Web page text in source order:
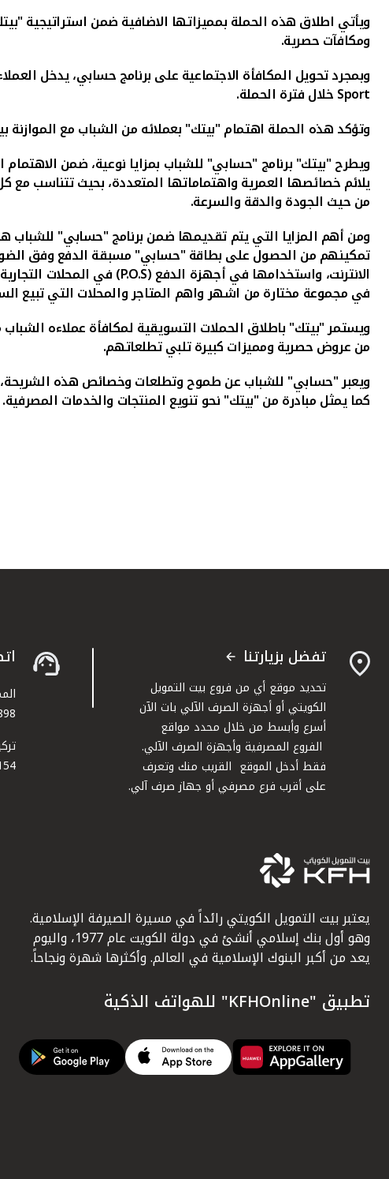
ويأتي اطلاق هذه الحملة بمميزاتها الاضافية ضمن استراتيجية
ومكافآت حصرية.
وبمجرد تحويل المكافأة الاجتماعية على برنامج حسابي، يدخل العملاء بالسحب الشهري على جائزة قيمتها
Sportخلال فترة الحملة.
وتؤكد هذه الحملة اهتمام "بيتك" بعملائه من الشباب مع
ويطرح "بيتك" برنامج "حسابي" للشباب بمزايا نوعية، ضمن الاهتمام
يلائم خصائصها العمرية واهتماماتها المتعددة، بحيث تتناسب
من حيث الجودة والدقة والسرعة.
ومن أهم المزايا التي يتم تقديمها ضمن برنامج "حسابي"
تمكينهم من الحصول على بطاقة "حسابي" مسبقة الدفع وفق الضوابط
الانترنت، واستخدامها في أجهزة الدفع (P.O.S) في المحلات
في مجموعة مختارة من اشهر واهم المتاجر والمحلات التي تبيع
ويستمر "بيتك" باطلاق الحملات التسويقية لمكافأة عملاءه
من عروض حصرية ومميزات كبيرة تلبي تطلعاتهم.
ويعبر "حسابي" للشباب عن طموح وتطلعات وخصائص هذه
كما يمثل مبادرة من "بيتك" نحو تنويع المنتجات والخدمات المصرفية.
تفضل بزيارتنا
تحديد موقع أي من فروع بيت التمويل
الكويتي أو أجهزة الصرف الآلي بات الآن
أسرع وأبسط من خلال محدد مواقع
الفروع المصرفية وأجهزة الصرف الآلي.
فقط أدخل الموقع القريب منك وتعرف
على أقرب فرع مصرفي أو جهاز صرف آلي.
اتصل
يعتبر بيت التمويل الكويتي رائداً في مسيرة الصيرفة الإسلامية.
وهو أول بنك إسلامي أنشئ في دولة الكويت عام 1977، واليوم
يعد من أكبر البنوك الإسلامية في العالم. وأكثرها شهرة ونجاحاً.
تطبيق "KFHOnline" للهواتف الذكية